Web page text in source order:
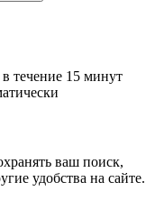
течение 15 минут
ваш поиск,
удобства на сайте.